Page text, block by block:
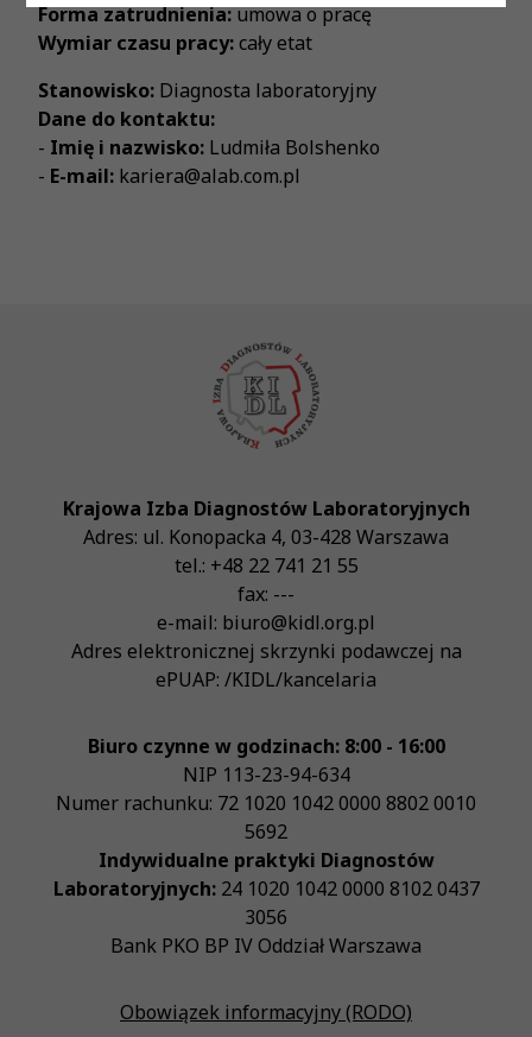
Forma zatrudnienia:umowa o pracę
Wymiar czasu pracy:cały etat
Stanowisko: Diagnosta laboratoryjny
Dane do kontaktu:
- Imię i nazwisko: Ludmiła Bolshenko
- E-mail: kariera@alab.com.pl
Krajowa Izba Diagnostów Laboratoryjnych
Adres: ul. Konopacka 4, 03-428 Warszawa
tel.: +48 22 741 21 55
fax: ---
e-mail: biuro@kidl.org.pl
Adres elektronicznej skrzynki podawczej na
ePUAP: /KIDL/kancelaria
Biuro czynne w godzinach: 8:00 - 16:00
NIP 113-23-94-634
Numer rachunku: 72 1020 1042 0000 8802 0010
5692
Indywidualne praktyki Diagnostów
Laboratoryjnych:24 1020 1042 0000 8102 0437
3056
Bank PKO BP IV Oddział Warszawa
Obowiązek informacyjny (RODO)